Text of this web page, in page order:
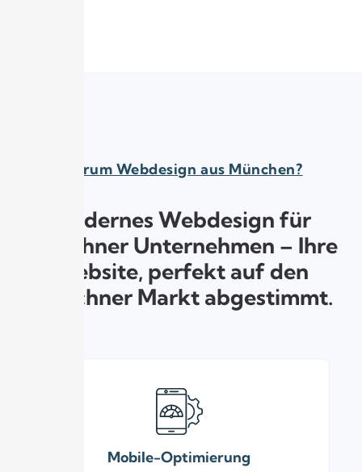
Warum Webdesign aus München?
Modernes Webdesign für
Münchner Unternehmen – Ihre
Website, perfekt auf den
Münchner Markt abgestimmt.
Mobile-Optimierung